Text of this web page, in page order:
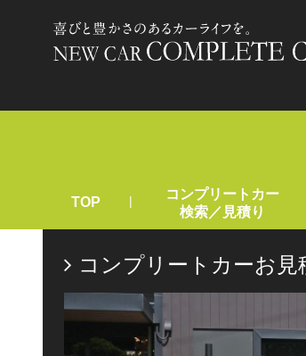
TOP |
コンプリートカー
検索／見積り
コンプリートカーお見